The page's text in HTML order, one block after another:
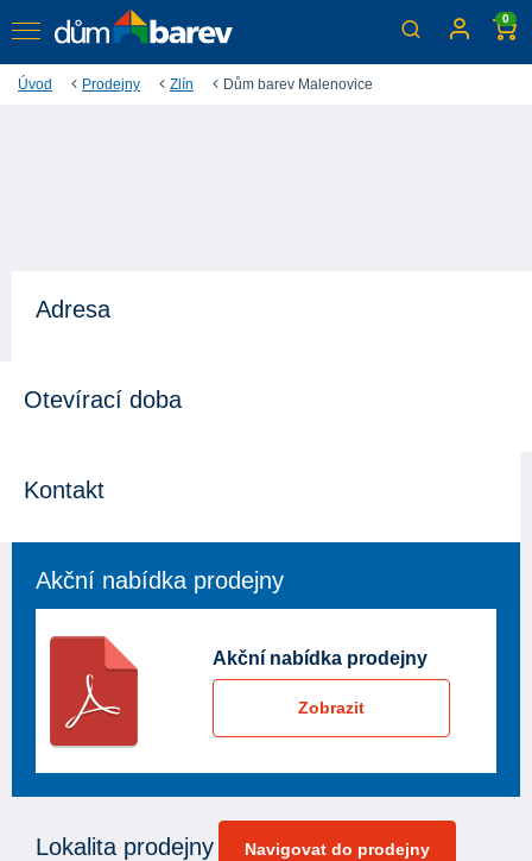
0
Úvod Prodejny Zlín Dům barev Malenovice
Adresa
Otevírací doba
Kontakt
Akční nabídka prodejny
Akční nabídka prodejny
Zobrazit
Lokalita prodejny Navigovat do prodejny